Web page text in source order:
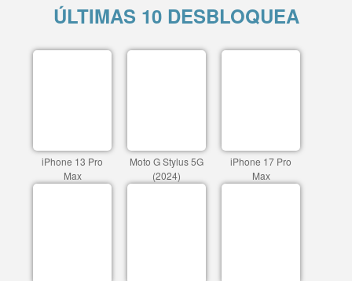
ÚLTIMAS 10 DESBLOQUEA
iPhone 13 Pro
Max
Moto G Stylus 5G
(2024)
iPhone 17 Pro
Max